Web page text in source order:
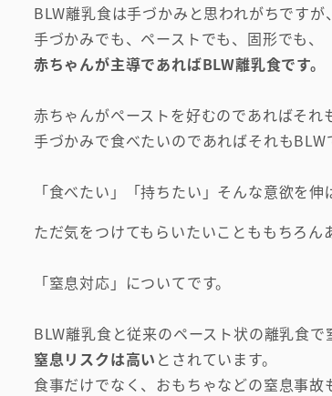
BLW離乳食は手づかみと思われがちですが
手づかみでも、ペーストでも、固形でも、
赤ちゃんが主導であればBLW離乳食です。
赤ちゃんがペーストを好むのであればそれ
手づかみで食べたいのであればそれもBLW
「食べたい」「持ちたい」そんな意欲を伸
ただ気をつけてもらいたいことももちろん
「窒息対応」についてです。
BLW離乳食と従来のペースト状の離乳食
窒息リスクは高い とされています。
食事だけでなく、おもちゃなどの窒息事故